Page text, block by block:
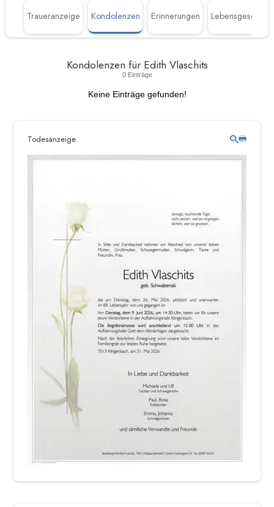
Traueranzeige Kondolenzen Erinnerungen
Kondolenzen für Edith Vlaschits
0 Einträge
Keine Einträge gefunden!
Todesanzeige